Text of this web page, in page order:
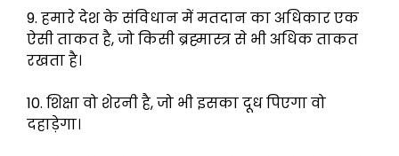
9. हमारे देश के संविधान में मतदान का अधिकार एक
ऐसी ताकत है, जो किसी ब्रह्मास्त्र से भी अधिक ताकत
रखता है।
10. शिक्षा वो शेरनी है, जो भी इसका दूध पिएगा वो
दहाड़ेगा।